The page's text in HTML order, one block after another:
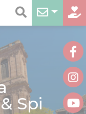
Spi